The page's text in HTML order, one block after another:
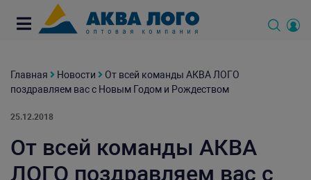
Главная Новости
От всей команды АКВА ЛОГО
поздравляем вас с Новым Годом и Рождеством
25.12.2018
От всей команды АКВА
ЛОГО поздравляем вас с